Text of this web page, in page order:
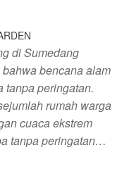
di Sumedang
bencana alam
tanpa peringatan.
rumah warga
cuaca ekstrem
tanpa peringatan…